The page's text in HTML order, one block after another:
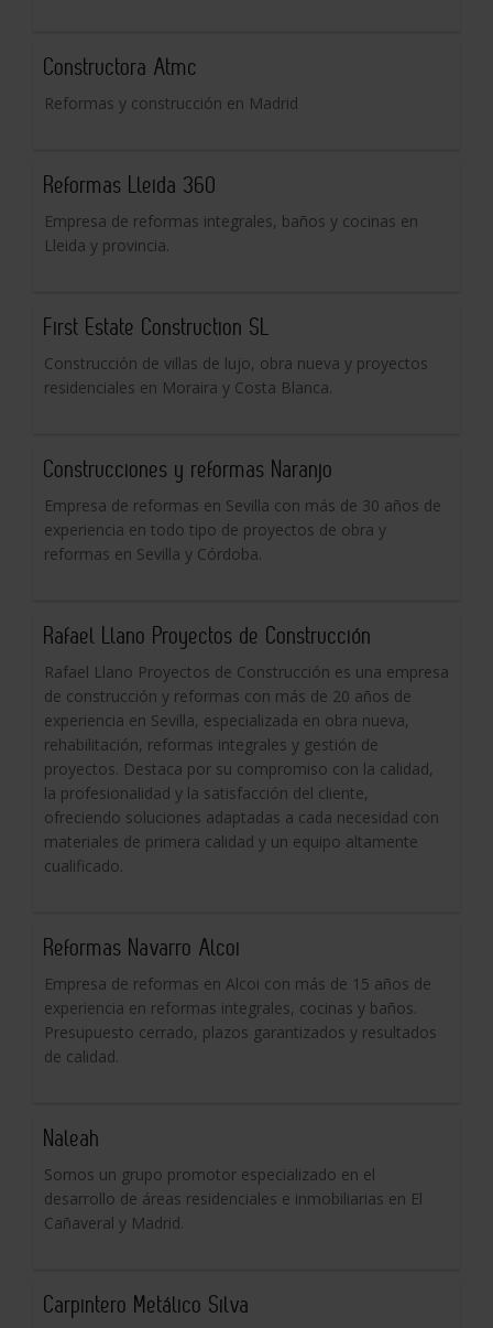
Constructora Atmc
Reformas y construcción en Madrid
Reformas Lleida 360
Empresa de reformas integrales, baños y cocinas en
Lleida y provincia.
First Estate Construction SL
Construcción de villas de lujo, obra nueva y proyectos
residenciales en Moraira y Costa Blanca.
Construcciones y reformas Naranjo
Empresa de reformas en Sevilla con más de 30 años de
experiencia en todo tipo de proyectos de obra y
reformas en Sevilla y Córdoba.
Rafael Llano Proyectos de Construcción
Rafael Llano Proyectos de Construcción es una empresa
de construcción y reformas con más de 20 años de
experiencia en Sevilla, especializada en obra nueva,
rehabilitación, reformas integrales y gestión de
proyectos. Destaca por su compromiso con la calidad,
la profesionalidad y la satisfacción del cliente,
ofreciendo soluciones adaptadas a cada necesidad con
materiales de primera calidad y un equipo altamente
cualificado.
Reformas Navarro Alcoi
Empresa de reformas en Alcoi con más de 15 años de
experiencia en reformas integrales, cocinas y baños.
Presupuesto cerrado, plazos garantizados y resultados
de calidad.
Naleah
Somos un grupo promotor especializado en el
desarrollo de áreas residenciales e inmobiliarias en El
Cañaveral y Madrid.
Carpintero Metálico Silva